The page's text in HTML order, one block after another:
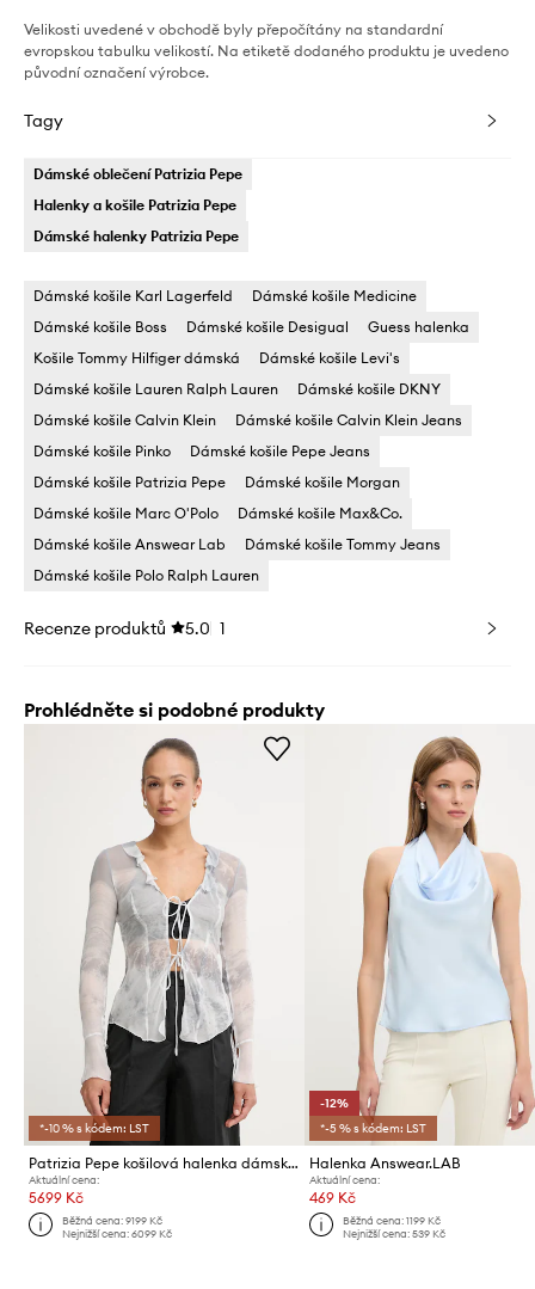
Velikosti uvedené v obchodě byly přepočítány na standardní
evropskou tabulku velikostí. Na etiketě dodaného produktu je uvedeno
původní označení výrobce.
Tagy
Dámské oblečení Patrizia Pepe
Halenky a košile Patrizia Pepe
Dámské halenky Patrizia Pepe
Dámské košile Karl Lagerfeld
Dámské košile Medicine
Dámské košile Boss
Dámské košile Desigual
Guess halenka
Košile Tommy Hilfiger dámská
Dámské košile Levi's
Dámské košile Lauren Ralph Lauren
Dámské košile DKNY
Dámské košile Calvin Klein
Dámské košile Calvin Klein Jeans
Dámské košile Pinko
Dámské košile Pepe Jeans
Dámské košile Patrizia Pepe
Dámské košile Morgan
Dámské košile Marc O'Polo
Dámské košile Max&Co.
Dámské košile Answear Lab
Dámské košile Tommy Jeans
Dámské košile Polo Ralph Lauren
Recenze produktů 5.0 1
Prohlédněte si podobné produkty
*-10 % s kódem: LST
Patrizia Pepe košilová halenka dámská z viskózy
Aktuální cena:
5699 Kč
Běžná cena:9199 Kč
Nejnižší cena:6099 Kč
-12%
*-5 % s kódem: LST
Halenka Answear.LAB
Aktuální cena:
469 Kč
Běžná cena: 1199 Kč
Nejnižší cena: 539 Kč